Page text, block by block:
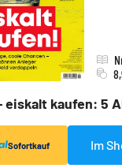
eiskalt kaufen: 5
Sofortkauf Im